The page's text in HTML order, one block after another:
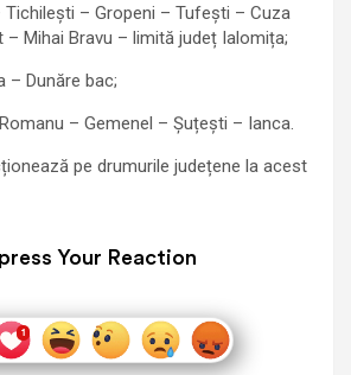
– Gropeni – Tufești – Cuza
– Mihai Bravu – limită județ Ialomița;
– Dunăre bac;
– Gemenel – Șuțești – Ianca.
pe drumurile județene la acest
Your Reaction